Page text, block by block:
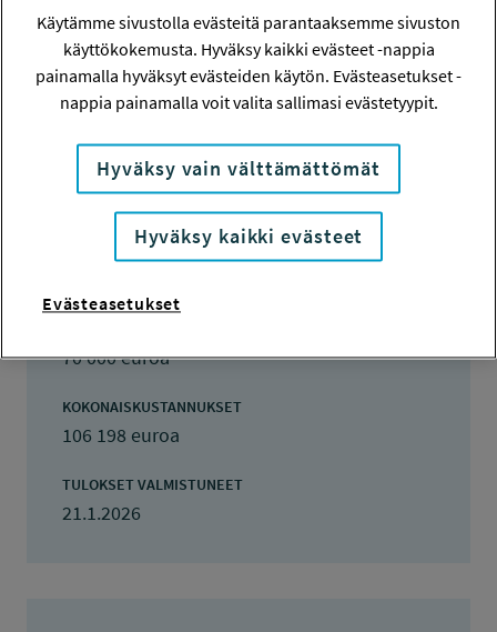
TOTEUTTAJA
Pohjois-Savon hyvinvointialue
LISÄTIETOJA
Virpi Jylhä
virpi.jylha@pshyvinvointialue.fi
TOTEUTUSAIKA
1.8.2024 - 31.8.2025
TYÖSUOJELURAHASTON PÄÄTÖS
70 000 euroa
KOKONAISKUSTANNUKSET
106 198 euroa
TULOKSET VALMISTUNEET
21.1.2026
Käytämme sivustolla evästeitä parantaaksemme sivuston
käyttökokemusta. Hyväksy kaikki evästeet -nappia
painamalla hyväksyt evästeiden käytön. Evästeasetukset -
nappia painamalla voit valita sallimasi evästetyypit.
Hyväksy vain välttämättömät
Hyväksy kaikki evästeet
Evästeasetukset